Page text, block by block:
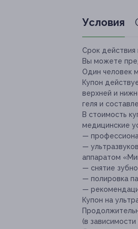
Условия
Срок действия
Вы можете
Один человек
Купон
верхней и
геля и
В стоимость
медицинские
—
—
аппаратом
— снятие
— полировка
—
Купон на
(в зависимости